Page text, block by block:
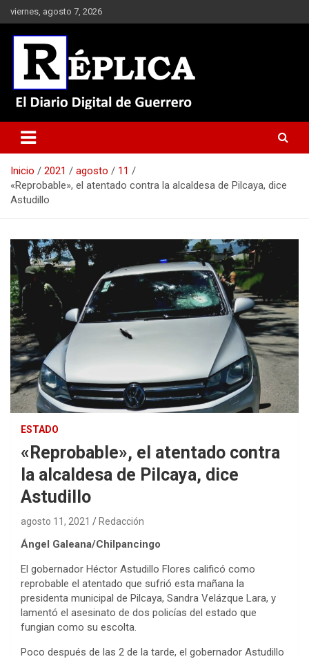
Saltar
al
contenido
viernes, agosto 7, 2026
Réplica
Inicio 2021 agosto
11
«Reprobable», el atentado contra la alcaldesa de Pilcaya, dice
Astudillo
ESTADO
«Reprobable», el atentado contra
la alcaldesa de Pilcaya, dice
Astudillo
agosto 11, 2021 Redacción
Ángel Galeana/Chilpancingo
El gobernador Héctor Astudillo Flores calificó como
reprobable el atentado que sufrió esta mañana la
presidenta municipal de Pilcaya, Sandra Velázque Lara, y
lamentó el asesinato de dos policías del estado que
fungian como su escolta.
Poco después de las 2 de la tarde, el gobernador Astudillo